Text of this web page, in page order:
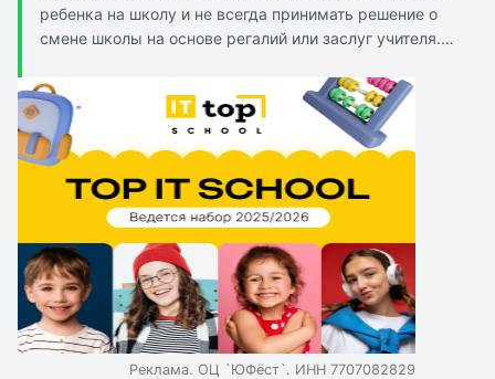
ребенка на школу и не всегда принимать решение о
смене школы на основе регалий или заслуг учителя.
тревожность, могут быть причиной для смены школы.
Стресс от контрольных работ также может быть
поводом для смены школы. Амбиции школы могут быть
причиной стресса для ребенка, если они ставятся выше
интересов ребенка. Отсутствие друзей в школе может
быть плохим признаком. Чрезмерное или недостаточное
похвала или ругань со стороны учителя также могут
быть причиной для смены школы. Ребенок может
отказываться ходить в школу из-за плохих условий или
отсутствия интереса. Узконаправленная школа может
быть причиной для смены школы, особенно если это
началка.
Реклама. ОЦ `ЮФёст`. ИНН 7707082829